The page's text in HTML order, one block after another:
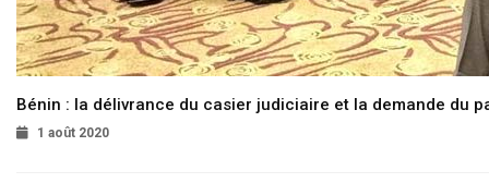
Bénin : la délivrance du casier judiciaire et la demande du
1 août 2020